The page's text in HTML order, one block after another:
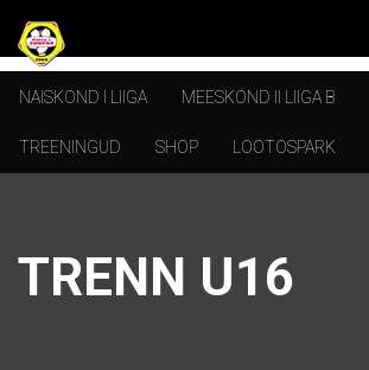
NAISKOND I LIIGA MEESKOND II LIIGA B
TREENINGUD SHOP LOOTOSPARK
TRENN U16